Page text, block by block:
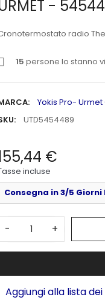
-
radio
15 persone lo stanno
Yokis Pro- Urmet
UTD5454489
€
incluse
Consegna in 3/5
- +
Aggiungi alla lista